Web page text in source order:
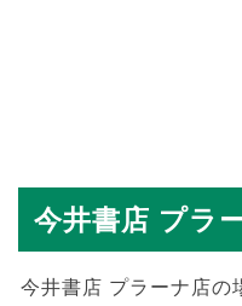
今井書店 プラ
今井書店 プラーナ店の